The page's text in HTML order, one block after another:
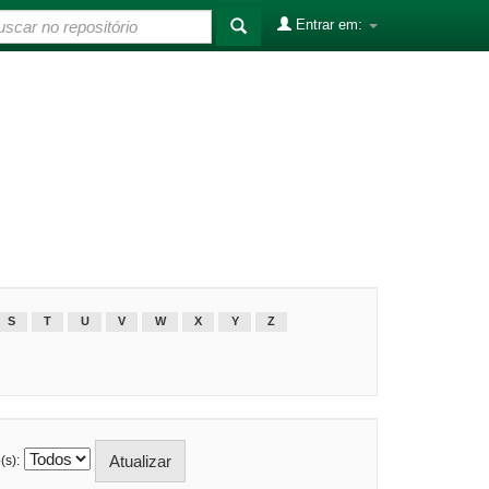
Entrar em:
S T U V W X Y Z